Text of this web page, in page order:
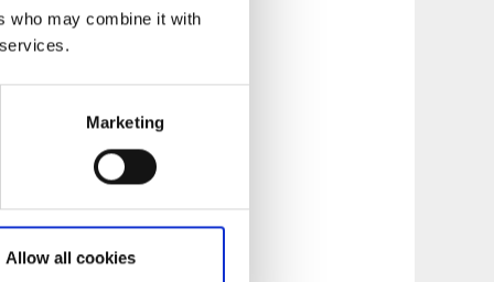
who may combine it with
Marketing
Allow all cookies
vara säkra på
dem rättade. Vi
ett
legitima skäl